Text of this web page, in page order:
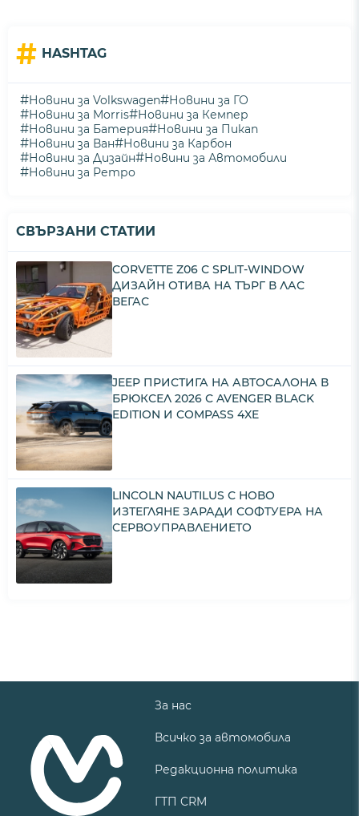
# HASHTAG
#Новини за Volkswagen#Новини за ГО
#Новини за Morris#Новини за Кемпер
#Новини за Батерия#Новини за Пикап
#Новини за Ван#Новини за Карбон
#Новини за Дизайн#Новини за Автомобили
#Новини за Ретро
СВЪРЗАНИ СТАТИИ
CORVETTE Z06 С SPLIT-WINDOW
ДИЗАЙН ОТИВА НА ТЪРГ В ЛАС
ВЕГАС
JEEP ПРИСТИГА НА АВТОСАЛОНА В
БРЮКСЕЛ 2026 С AVENGER BLACK
EDITION И COMPASS 4XE
LINCOLN NAUTILUS С НОВО
ИЗТЕГЛЯНЕ ЗАРАДИ СОФТУЕРА НА
СЕРВОУПРАВЛЕНИЕТО
За нас
Всичко за автомобила
Редакционна политика
ГТП CRM